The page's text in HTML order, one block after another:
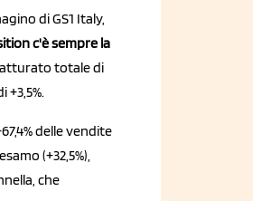
di GS1 Italy,
c'è sempre la
fatturato totale di
delle vendite
(+32,5%),
che